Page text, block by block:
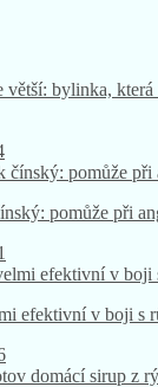
větší: bylinka,
pomůže při
efektivní v boji s